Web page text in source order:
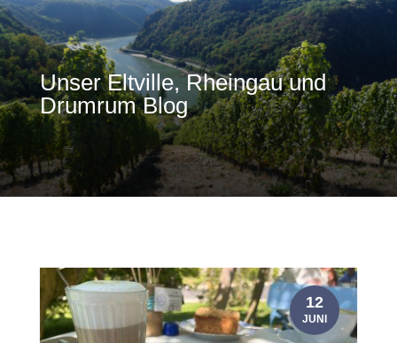
Unser Eltville, Rheingau und
Drumrum Blog
12
JUNI